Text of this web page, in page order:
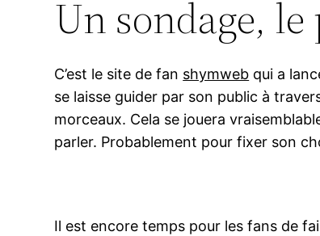
Un sondage,
C’est le site de fan shymweb qui a
se laisse guider par son public à
morceaux. Cela se jouera
parler. Probablement pour fixer son
Il est encore temps pour les fans de